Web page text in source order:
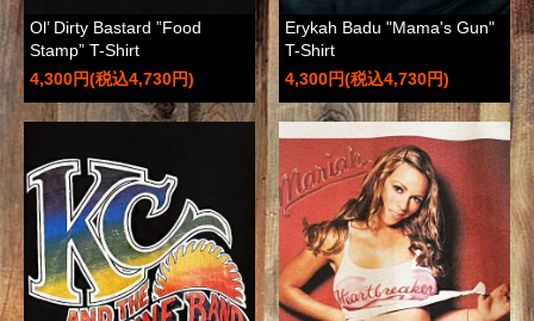
Ol’ Dirty Bastard ”Food
Stamp” T-Shirt
4,300円(税込4,730円)
Erykah Badu "Mama's Gun"
T-Shirt
4,300円(税込4,730円)